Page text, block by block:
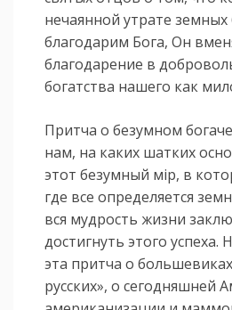
нечаянной утрате земных
благодарим Бога, Он
благодарение в
богатства нашего как
Притча о безумном
нам, на каких шатких
этот безумный мiр, в
где все определяется
вся мудрость жизни
достигнуть этого успеха.
эта притча о
русских», о сегодняшней